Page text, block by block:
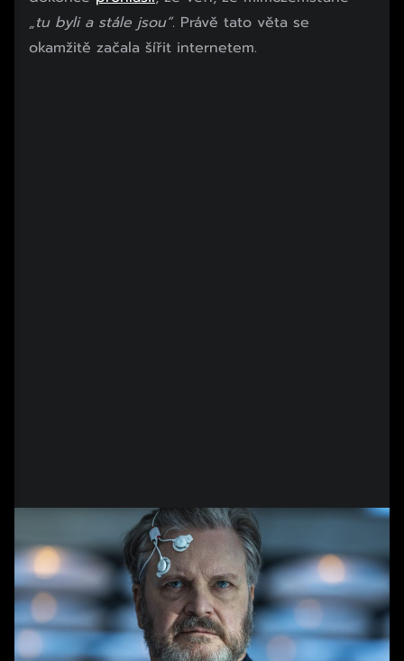
„tu byli a stále jsou“. Právě tato věta se
okamžitě začala šířit internetem.